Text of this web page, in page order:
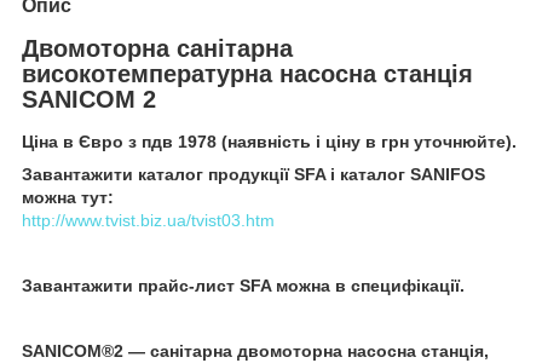
Опис
Двомоторна санітарна
високотемпературна насосна станція
SANICOM 2
Ціна в Євро з пдв 1978 (наявність і ціну в грн уточнюйте).
Завантажити каталог продукції SFA і каталог SANIFOS
можна тут:
http://www.tvist.biz.ua/tvist03.htm
Завантажити прайс-лист SFA можна в специфікації.
SANICOM®2 — санітарна двомоторна насосна станція,